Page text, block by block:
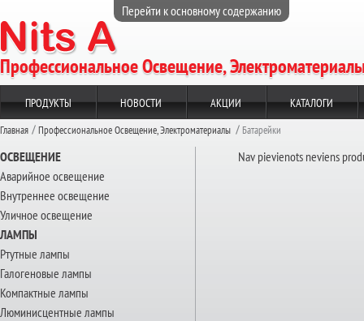
Перейти к основному содержанию
Профессиональное Освещение,
ПРОДУКТЫ НОВОСТИ АКЦИИ КАТАЛОГИ
Главная Профессиональное Освещение, Электроматериалы Батарейки
ОСВЕЩЕНИЕ
Аварийное освещение
Внутреннее освещение
Уличное освещение
ЛАМПЫ
Ртутные лампы
Галогеновые лампы
Компактные лампы
Люминисцентные лампы
Nav pievienots neviens